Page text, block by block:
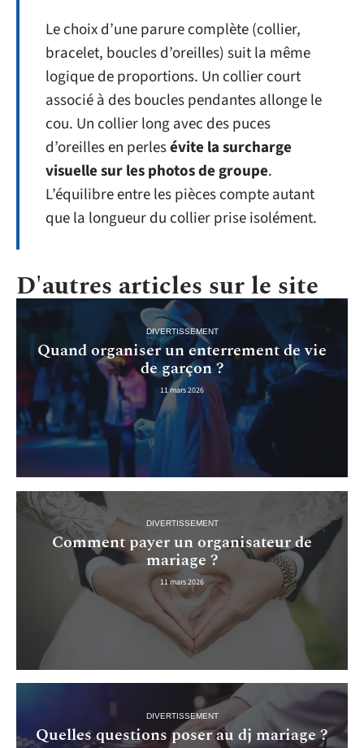
Le choix d’une parure complète (collier,
bracelet, boucles d’oreilles) suit la même
logique de proportions. Un collier court
associé à des boucles pendantes allonge le
cou. Un collier long avec des puces
d’oreilles en perlesévite la surcharge
visuelle sur les photos de groupe.
L’équilibre entre les pièces compte autant
que la longueur du collier prise isolément.
D'autres articles sur le site
DIVERTISSEMENT
Quand organiser un enterrement de vie
de garçon ?
11 mars 2026
DIVERTISSEMENT
Comment payer un organisateur de
mariage ?
11 mars 2026
DIVERTISSEMENT
Quelles questions poser au dj mariage ?